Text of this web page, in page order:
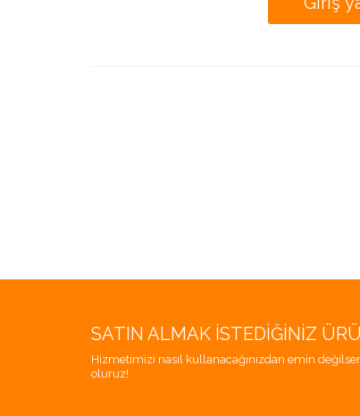
SATIN ALMAK İSTEDIĞINIZ
Hizmetimizi nasıl kullanacağınızdan emin
oluruz!